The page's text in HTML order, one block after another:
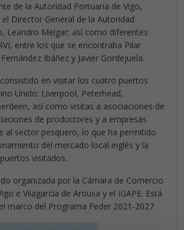
de la Autoridad Portuaria de Vigo,
Director General de la Autoridad
Leandro Melgar; así como diferentes
entre los que se encontraba Pilar
Ibáñez y Javier Gordejuela.
en visitar los cuatro puertos
Unido: Liverpool, Peterhead,
así como visitas a asociaciones de
de productores y a empresas
al sector pesquero, lo que ha permitido
del mercado local inglés y la
visitados.
organizada por la Cámara de Comercio
e Vilagarcía de Arousa y el IGAPE. Está
marco del Programa Feder 2021-2027.